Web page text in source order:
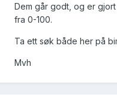
Dem går godt, og er
fra 0-100.
Ta ett søk både her på
Mvh